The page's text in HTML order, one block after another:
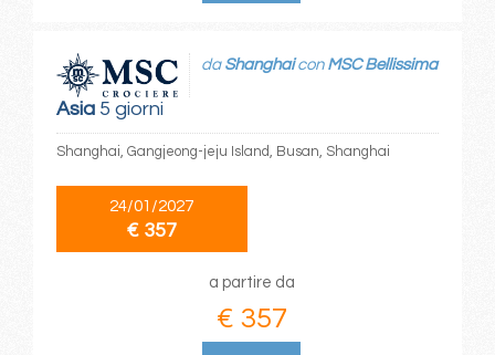
Asia5 giorni
da Shanghaicon MSC Bellissima
Shanghai, Gangjeong-jeju Island, Busan, Shanghai
24/01/2027
€ 357
a partire da
€ 357